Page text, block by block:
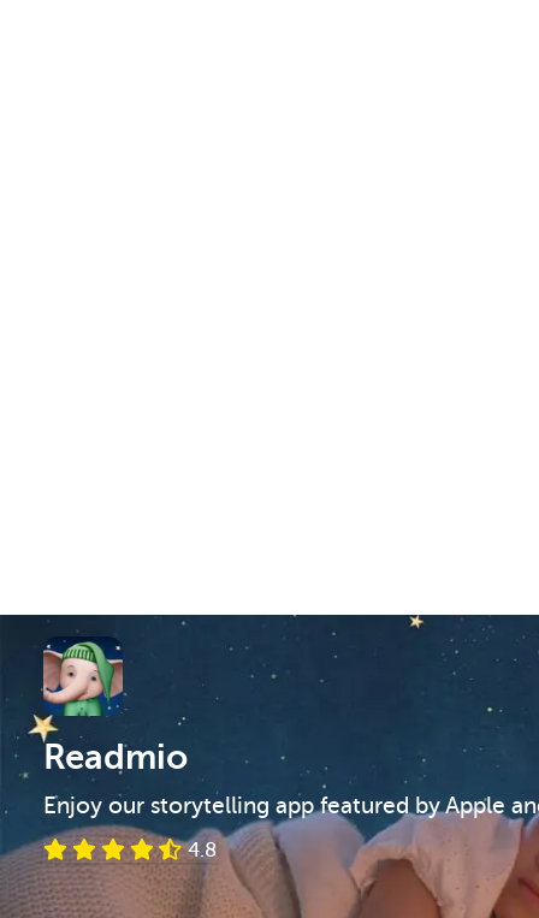
Readmio
Enjoy our storytelling app featured by Apple
4.8